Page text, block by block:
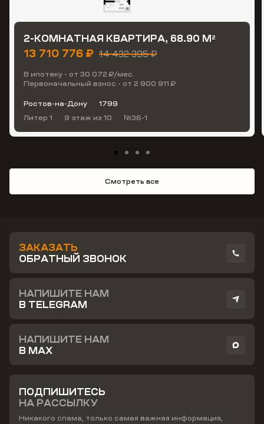
2-КОМНАТНАЯ КВАРТИРА, 68.90 М2
13 710 776 ₽ 14 432 395 ₽
В ипотеку - от 30 072 ₽/мес.
Первоначальный взнос - от 2 900 911 ₽
Ростов-на-Дону
1799
Литер 1
9 этаж из 10 №36-1
Смотреть все
ЗАКАЗАТЬ
ОБРАТНЫЙ ЗВОНОК
НАПИШИТЕ НАМ
В TELEGRAM
НАПИШИТЕ НАМ
В MAX
ПОДПИШИТЕСЬ
НА РАССЫЛКУ
Никакого спама, только самая важная информация,